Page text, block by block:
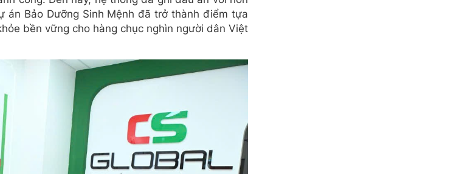
Bảo Dưỡng Sinh Mệnh đã trở thành điểm tựa
bền vững cho hàng chục nghìn người dân Việt